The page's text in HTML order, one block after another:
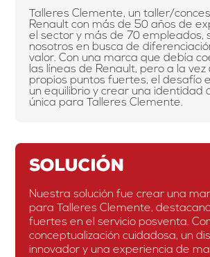
Talleres Clemente, un taller/
Renault con más de 50 años de
el sector y más de 70 empleados,
nosotros en busca de
valor. Con una marca que debía
las líneas de Renault, pero a la
propios puntos fuertes, el desafío
un equilibrio y crear una identidad
única para Talleres Clemente.
Solución
Nuestra solución fue crear una
para Talleres Clemente,
fuertes en el servicio posventa.
conceptualización cuidadosa, un
innovador y una experiencia de